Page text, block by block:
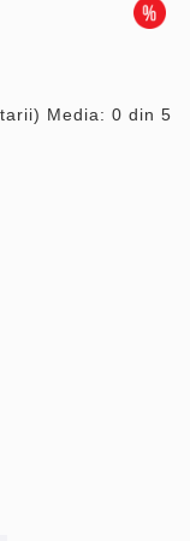
Media: 0 din 5